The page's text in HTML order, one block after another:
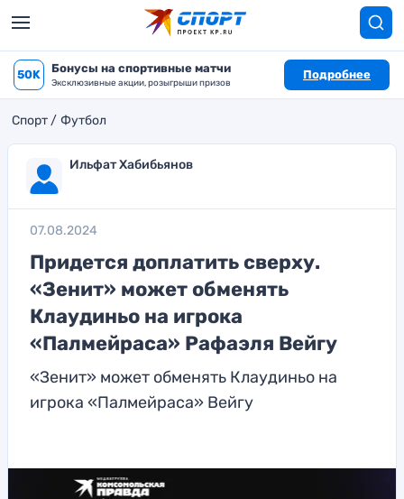
50K Бонусы на спортивные матчи
Эксклюзивные акции, розыгрыши призов
Подробнее
Спорт Футбол
Ильфат Хабибьянов
07.08.2024
Придется доплатить сверху.
«Зенит» может обменять
Клаудиньо на игрока
«Палмейраса» Рафаэля Вейгу
«Зенит» может обменять Клаудиньо на
игрока «Палмейраса» Вейгу